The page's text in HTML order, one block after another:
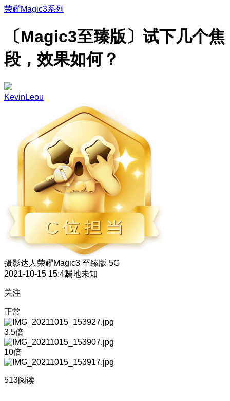
荣耀Magic3系列
〔Magic3至臻版〕试下几个焦
段，效果如何？
KevinLeou
摄影达人 荣耀Magic3 至臻版 5G
2021-10-15 15:42属地未知
关注
正常
3.5倍
10倍
513阅读